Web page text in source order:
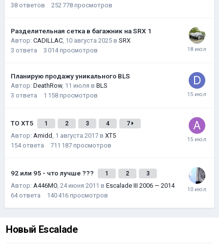
38 ответов 252 778 просмотров
Разделительная сетка в багажник на SRX 1
Автор: CADILLAC, 10 августа 2025 в SRX
3 ответа 3 014 просмотров
Планирую продажу уникального BLS
Автор: DeathRow, 11 июля в BLS
3 ответа 1 158 просмотров
ТО XT5 1 2 3 4 7
Автор: Amidd, 1 августа 2017 в XT5
154 ответа 711 187 просмотров
92 или 95 - что лучше ??? 1 2 3
Автор: A446MO, 24 июня 2011 в Escalade III 2006 — 2014
64 ответа 140 416 просмотров
Новый Escalade